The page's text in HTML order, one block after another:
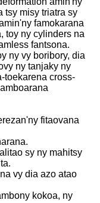
tsy misy triatra sy
famokarana
toy ny cylinders na
fantsona.
ny vy boribory, dia
ny tanjaky ny
toekarena cross-
fitaovana
sy ny mahitsy
vy dia azo atao
kokoa, ny